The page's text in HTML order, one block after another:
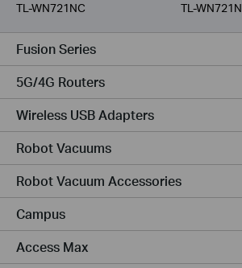
TL-WN721NC
TL-WN721N
Fusion Series
5G/4G Routers
Wireless USB Adapters
Robot Vacuums
Robot Vacuum Accessories
Campus
Access Max